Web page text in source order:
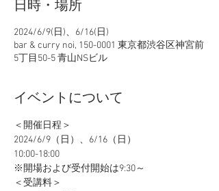
日時・場所
2024/6/9(日)、6/16(日)
bar & curry noi, 150-0001 東京都渋谷区神宮前
5丁目50-5 青山NSビル
イベントについて
＜開催日程＞
2024/6/9（日）、6/16（日）
10:00-18:00
※開場および受付開始は9:30～
＜受講料＞